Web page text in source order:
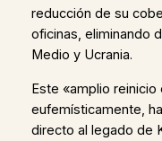
reducción de su
oficinas, eliminando
Medio y Ucrania.
Este «amplio
eufemísticamente,
directo al legado de